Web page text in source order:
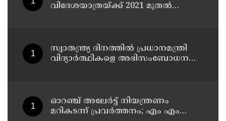
വിദേശയാത്രയ്ക്ക് 2021 മുതല്‍
സ്വാതന്ത്ര്യ ദിനത്തില്‍ പ്രധാനമന്ത്രി
വിദ്യാര്‍ത്ഥികളെ അഭിസംബോധന
ഓറഞ്ച് അലേര്‍ട്ട് നിയന്ത്രണം
മറികടന്ന് പ്രവര്‍ത്തനം; എം എം